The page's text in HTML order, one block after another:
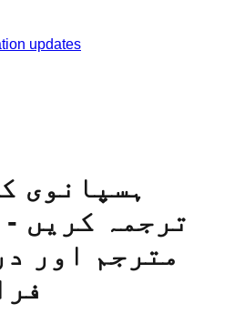
updates
ہسپانوی
ترجمہ کریں -
مترجم اور